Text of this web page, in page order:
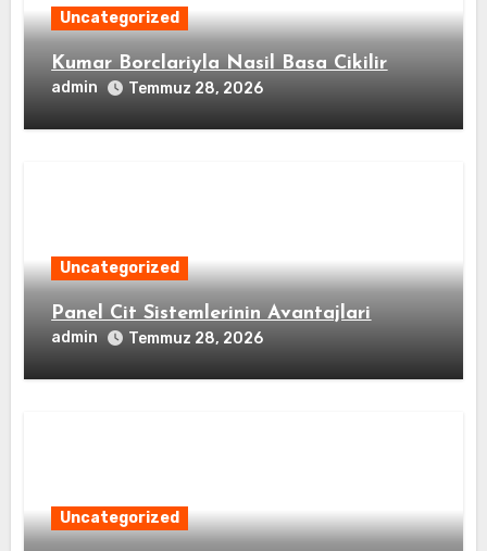
Uncategorized
Kumar Borclariyla Nasil Basa Cikilir
admin Temmuz 28, 2026
Uncategorized
Panel Cit Sistemlerinin Avantajlari
admin Temmuz 28, 2026
Uncategorized